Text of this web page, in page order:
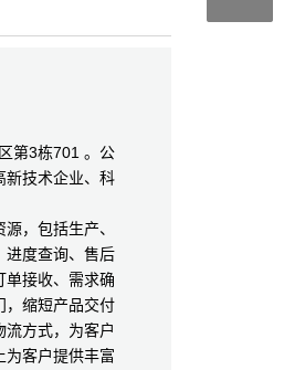
第3栋701 。公
新技术企业、科
，包括生产、
进度查询、售后
单接收、需求确
，缩短产品交付
方式，为客户
为客户提供丰富